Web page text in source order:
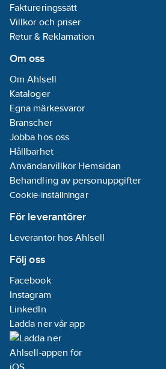
Faktureringssätt
Villkor och priser
Retur & Reklamation
Om oss
Om Ahlsell
Kataloger
Egna märkesvaror
Branscher
Jobba hos oss
Hållbarhet
Användarvillkor Hemsidan
Behandling av personuppgifter
Cookie-inställningar
För leverantörer
Leverantör hos Ahlsell
Följ oss
Facebook
Instagram
LinkedIn
Ladda ner vår app